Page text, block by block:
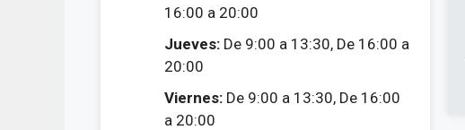
16:00 a 20:00
Jueves: De 9:00 a 13:30, De 16:00 a
20:00
Viernes: De 9:00 a 13:30, De 16:00
a 20:00